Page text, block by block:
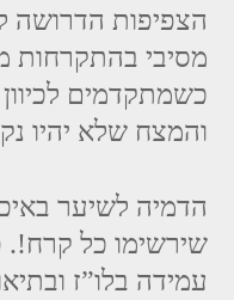
הצפיפות הדרושה
מסיבי בהתקרחות
כשמתקדמים
והמצח שלא יהיו
הדמיה לשיער
שירשימו כל קרח!.
עמידה בלו”ז